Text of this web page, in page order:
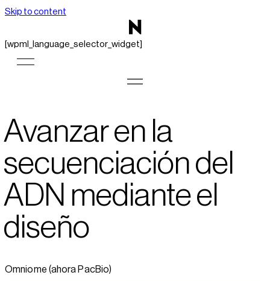
Skip to content
[wpml_language_selector_widget]
Avanzar en la
secuenciación del
ADN mediante el
diseño
Omniome (ahora PacBio)